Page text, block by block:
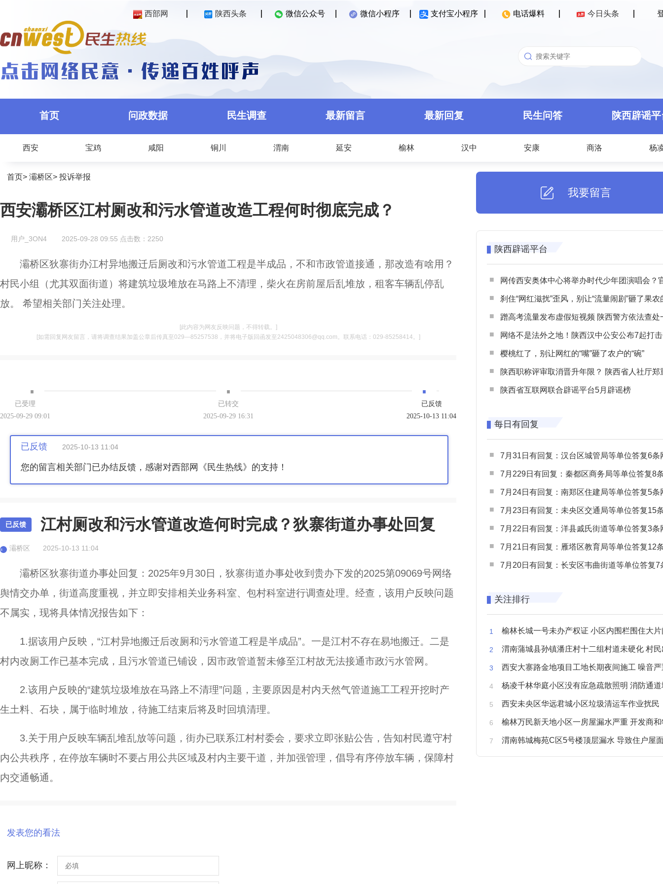
西部网 陕西头条 微信公众号 微信小程序 支付宝小程序 电话爆料 今日头条
首页 问政数据 民生调查 最新留言 最新回复 民生问答 陕西辟谣
西安 宝鸡 咸阳 铜川 渭南 延安 榆林 汉中 安康 商洛 杨
首页> 灞桥区> 投诉举报
西安灞桥区江村厕改和污水管道改造工程何时彻底完成？
用户_3ON4 2025-09-28 09:55 点击数： 2250
灞桥区狄寨街办江村异地搬迁后厕改和污水管道工程是半成品，不和市政管道接通，那改造有啥用？
村民小组（尤其双面街道）将建筑垃圾堆放在马路上不清理，柴火在房前屋后乱堆放，租客车辆乱停乱
放。 希望相关部门关注处理。
[此内容为网友反映问题，不得转载。]
[如需回复网友留言，请将调查结果加盖公章后传真至029—85257538，并将电子版回函发至2425048306@qq.com。联系电话：029-85258414。]
· · ·
已受理
2025-09-29 09:01
已转交
2025-09-29 16:31
已反馈
2025-10-13 11:04
已反馈 2025-10-13 11:04
您的留言相关部门已办结反馈，感谢对西部网《民生热线》的支持！
已反馈 江村厕改和污水管道改造何时完成？狄寨街道办事处回复
灞 灞桥区 2025-10-13 11:04
灞桥区狄寨街道办事处回复：2025年9月30日，狄寨街道办事处收到贵办下发的2025第09069号网络
舆情交办单，街道高度重视，并立即安排相关业务科室、包村科室进行调查处理。经查，该用户反映问题
不属实，现将具体情况报告如下：
1.据该用户反映，“江村异地搬迁后改厕和污水管道工程是半成品”。一是江村不存在易地搬迁。二是
村内改厕工作已基本完成，且污水管道已铺设，因市政管道暂未修至江村故无法接通市政污水管网。
2.该用户反映的“建筑垃圾堆放在马路上不清理”问题，主要原因是村内天然气管道施工工程开挖时产
生土料、石块，属于临时堆放，待施工结束后将及时回填清理。
3.关于用户反映车辆乱堆乱放等问题，街办已联系江村村委会，要求立即张贴公告，告知村民遵守村
内公共秩序，在停放车辆时不要占用公共区域及村内主要干道，并加强管理，倡导有序停放车辆，保障村
内交通畅通。
发表您的看法
网上昵称：
我要留言
陕西辟谣平台
网传西安奥体中心将举办时代少年团演唱会？官方回应：纯
刹住“网红滋扰”歪风，别让“流量闹剧”砸了果农
蹭高考流量发布虚假短视频 陕西警方依法查处一起涉高考网络
网络不是法外之地！陕西汉中公安公布7起打击整治网谣网暴典型
樱桃红了，别让网红的“嘴”砸了农户的“碗”
陕西职称评审取消晋升年限？ 陕西省人社厅郑重声明 谨防职称评审不实言
陕西省互联网联合辟谣平台5月辟谣榜
每日有回复
7月31日有回复：汉台区城管局等单位答复6条网民
7月229日有回复：秦都区商务局等单位答复8条网民
7月24日有回复：南郑区住建局等单位答复5条网民
7月23日有回复：未央区交通局等单位答复15条网民
7月22日有回复：洋县戚氏街道等单位答复3条网民
7月21日有回复：雁塔区教育局等单位答复12条网民
7月20日有回复：长安区韦曲街道等单位答复7条网
关注排行
榆林长城一号未办产权证 小区内围栏围住大片闲置
渭南蒲城县孙镇潘庄村十二组村道未硬化 村民出
西安大寨路金地项目工地长期夜间施工 噪音严重
杨凌千林华庭小区没有应急疏散照明 消防通
西安未央区华远君城小区垃圾清运车作业扰民
榆林万民新天地小区一房屋漏水严重 开发商和物业不予
渭南韩城梅苑C区5号楼顶层漏水 导致住户屋面被